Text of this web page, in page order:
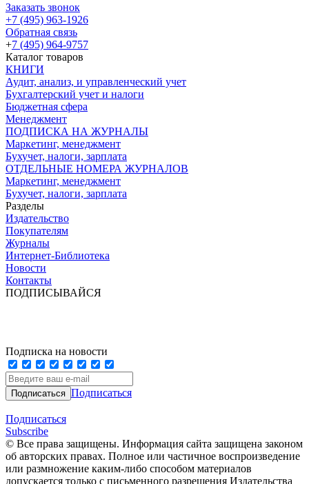
Заказать звонок
+7 (495) 963-1926
Обратная связь
+7 (495) 964-9757
Каталог товаров
КНИГИ
Аудит, анализ, и управленческий учет
Бухгалтерский учет и налоги
Бюджетная сфера
Менеджмент
ПОДПИСКА НА ЖУРНАЛЫ
Маркетинг, менеджмент
Бухучет, налоги, зарплата
ОТДЕЛЬНЫЕ НОМЕРА ЖУРНАЛОВ
Маркетинг, менеджмент
Бухучет, налоги, зарплата
Разделы
Издательство
Покупателям
Журналы
Интернет-Библиотека
Новости
Контакты
ПОДПИСЫВАЙСЯ
Подписка на новости
Подписаться
Подписаться
Subscribe
© Все права защищены. Информация сайта защищена законом
об авторских правах. Полное или частичное воспроизведение
или размножение каким-либо способом материалов
допускается только с письменного разрешения Издательства